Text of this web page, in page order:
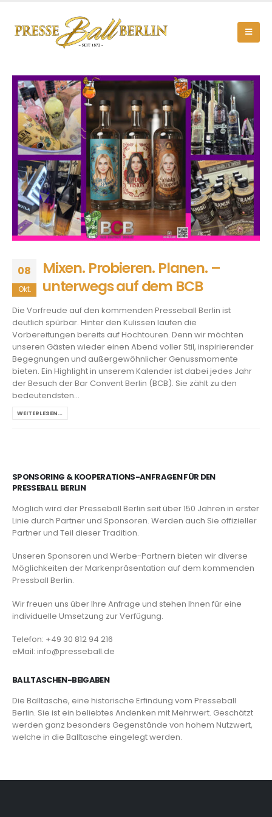
08
Okt.
Mixen. Probieren. Planen. –
unterwegs auf dem BCB
Die Vorfreude auf den kommenden Presseball Berlin ist
deutlich spürbar. Hinter den Kulissen laufen die
Vorbereitungen bereits auf Hochtouren. Denn wir möchten
unseren Gästen wieder einen Abend voller Stil, inspirierender
Begegnungen und außergewöhnlicher Genussmomente
bieten. Ein Highlight in unserem Kalender ist dabei jedes Jahr
der Besuch der Bar Convent Berlin (BCB). Sie zählt zu den
bedeutendsten...
WEITERLESEN…
SPONSORING & KOOPERATIONS-ANFRAGEN FÜR DEN
PRESSEBALL BERLIN
Möglich wird der Presseball Berlin seit über 150 Jahren in erster
Linie durch Partner und Sponsoren. Werden auch Sie offizieller
Partner und Teil dieser Tradition.
Unseren Sponsoren und Werbe-Partnern bieten wir diverse
Möglichkeiten der Markenpräsentation auf dem kommenden
Pressball Berlin.
Wir freuen uns über Ihre Anfrage und stehen Ihnen für eine
individuelle Umsetzung zur Verfügung.
Telefon: +49 30 812 94 216
eMail: info@presseball.de
BALLTASCHEN-BEIGABEN
Die Balltasche, eine historische Erfindung vom Presseball
Berlin. Sie ist ein beliebtes Andenken mit Mehrwert. Geschätzt
werden ganz besonders Gegenstände von hohem Nutzwert,
welche in die Balltasche eingelegt werden.